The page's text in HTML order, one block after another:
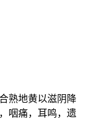
熟地黄以滋阴降
咽痛，耳鸣，遗